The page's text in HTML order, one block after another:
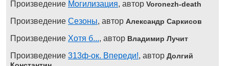
Произведение Могилизация, автор Voronezh-death
Произведение Сезоны, автор Александр Саркисов
Произведение Хотя б..., автор Владимир Лучит
Произведение 313ф-ок. Впереди!, автор Долгий